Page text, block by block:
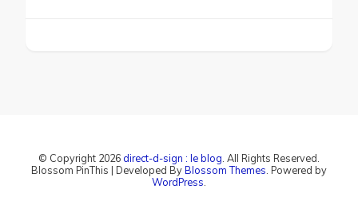
© Copyright 2026 direct-d-sign : le blog . All Rights Reserved.
Blossom PinThis | Developed ByBlossom Themes . Powered by
WordPress